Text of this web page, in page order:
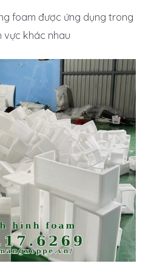
foam được ứng dụng trong
vực khác nhau